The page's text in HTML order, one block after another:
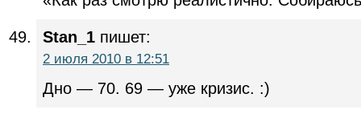
Stan_1 пишет:
2 июля 2010 в 12:51
Дно — 70. 69 — уже кризис. :)